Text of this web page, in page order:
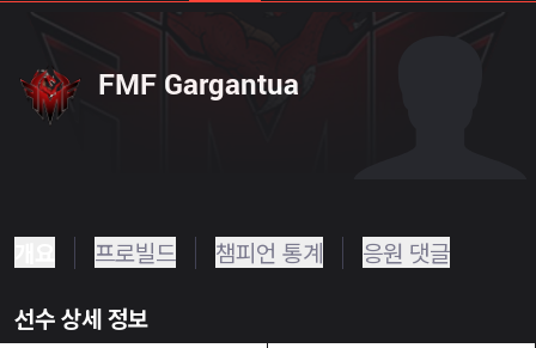
FMF Gargantua
프로빌드 챔피언 통계 응원 댓글
선수 상세 정보